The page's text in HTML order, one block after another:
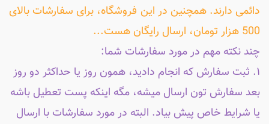
دائمی دارند. همچنین در این فروشگاه، برای سفارشات بالای
500 هزار تومان، ارسال رایگان هست...
چند نکته مهم در مورد سفارشات شما:
۱. ثبت سفارش که انجام دادید، همون روز یا حداکثر دو روز
بعد سفارش تون ارسال میشه، مگه اینکه پست تعطیل باشه
یا شرایط خاص پیش بیاد. البته در مورد سفارشات با ارسال